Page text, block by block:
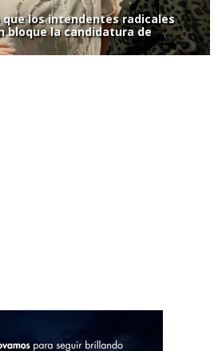
los intendentes radicales
bloque la candidatura de